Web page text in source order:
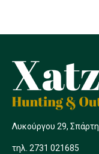
Λυκούργου 29, Σπάρτη
τηλ. 2731 021685